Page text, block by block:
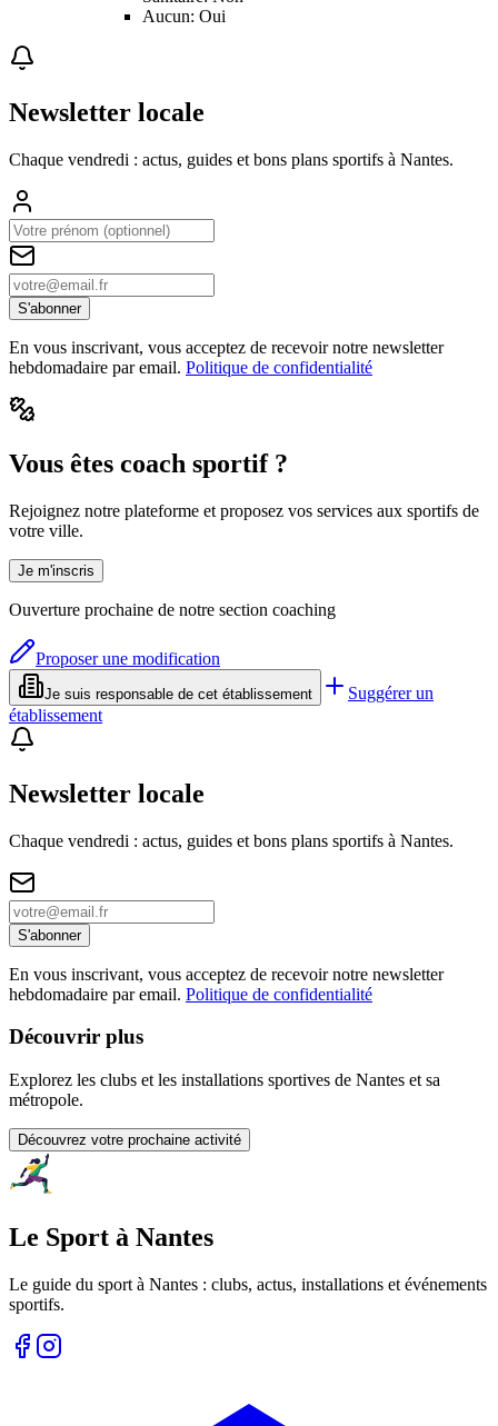
Aucun: Oui
Newsletter locale
Chaque vendredi : actus, guides et bons plans sportifs à Nantes.
S'abonner
En vous inscrivant, vous acceptez de recevoir notre newsletter
hebdomadaire par email. Politique de confidentialité
Vous êtes coach sportif ?
Rejoignez notre plateforme et proposez vos services aux sportifs de
votre ville.
Je m'inscris
Ouverture prochaine de notre section coaching
Proposer une modification
Je suis responsable de cet établissement
Suggérer un
établissement
Newsletter locale
Chaque vendredi : actus, guides et bons plans sportifs à Nantes.
S'abonner
En vous inscrivant, vous acceptez de recevoir notre newsletter
hebdomadaire par email. Politique de confidentialité
Découvrir plus
Explorez les clubs et les installations sportives de Nantes et sa
métropole.
Découvrez votre prochaine activité
Le Sport à Nantes
Le guide du sport à Nantes : clubs, actus, installations et événements
sportifs.